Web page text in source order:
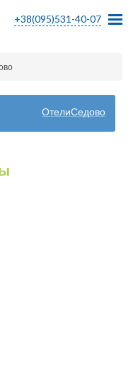
+38(095)531-40-07
ОтелиСедово